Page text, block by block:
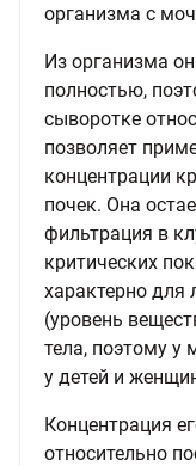
организма с
Из организма
полностью,
сыворотке
позволяет
концентрации
почек. Она
фильтрация в
критических
характерно
(уровень
тела, поэтому
у детей и
Концентрация
относительно